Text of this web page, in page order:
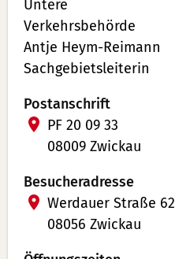
Untere
Verkehrsbehörde
Antje Heym-Reimann
Sachgebietsleiterin
Postanschrift
PF 20 09 33
08009 Zwickau
Besucheradresse
Werdauer Straße 62
08056 Zwickau